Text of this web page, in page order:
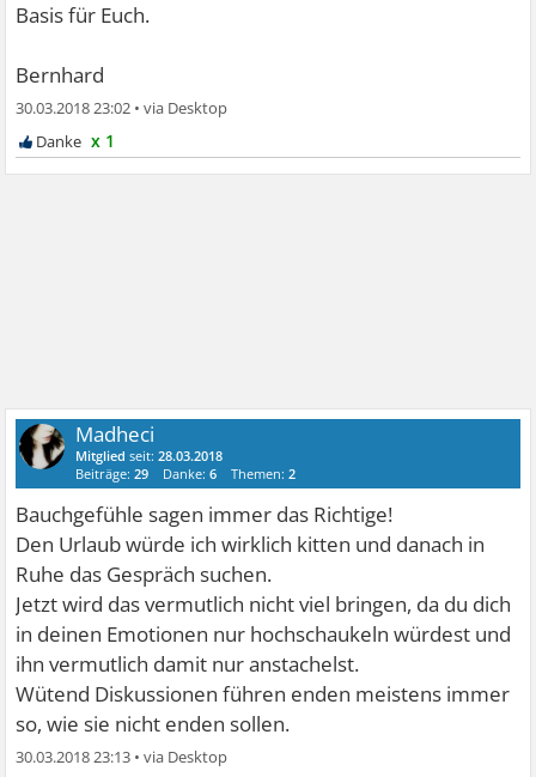
Basis für Euch.
Bernhard
30.03.2018 23:02 •
x 1
Madheci
Mitglied seit:28.03.2018
Beiträge:29 Danke:6 Themen:2
Bauchgefühle sagen immer das Richtige!
Den Urlaub würde ich wirklich kitten und danach in
Ruhe das Gespräch suchen.
Jetzt wird das vermutlich nicht viel bringen, da du dich
in deinen Emotionen nur hochschaukeln würdest und
ihn vermutlich damit nur anstachelst.
Wütend Diskussionen führen enden meistens immer
so, wie sie nicht enden sollen.
30.03.2018 23:13 •